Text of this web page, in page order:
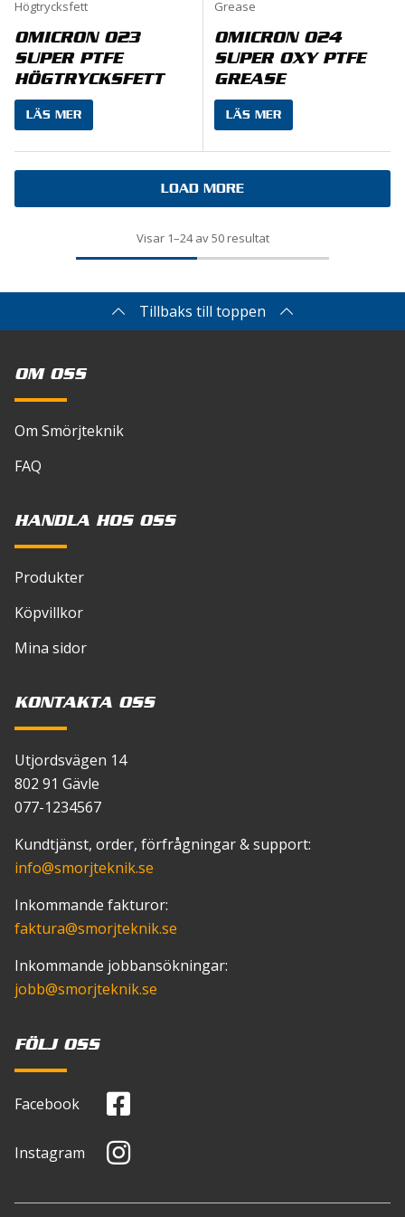
OMICRON 023
SUPER PTFE
HÖGTRYCKSFETT
LÄS MER
OMICRON 024
SUPER OXY PTFE
GREASE
LÄS MER
LOAD MORE
Visar 1–24 av 50 resultat
Tillbaks till toppen
OM OSS
Om Smörjteknik
FAQ
HANDLA HOS OSS
Produkter
Köpvillkor
Mina sidor
KONTAKTA OSS
Utjordsvägen 14
802 91 Gävle
077-1234567
Kundtjänst, order, förfrågningar & support:
info@smorjteknik.se
Inkommande fakturor:
faktura@smorjteknik.se
Inkommande jobbansökningar:
jobb@smorjteknik.se
FÖLJ OSS
Facebook
Instagram